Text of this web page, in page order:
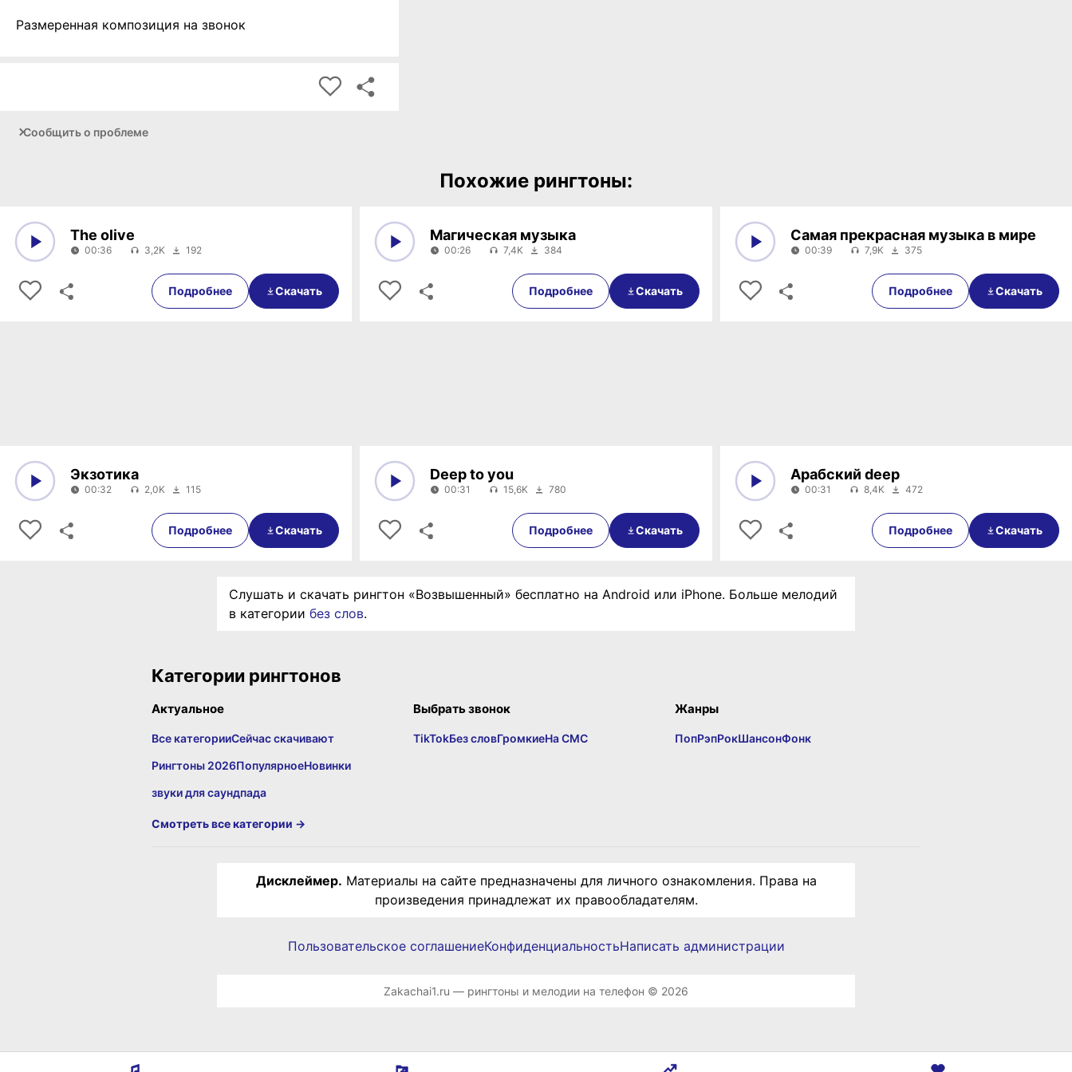
Размеренная композиция на звонок
Сообщить о проблеме
Похожие рингтоны:
00:36
The olive
00:36 3,2K 192
Подробнее Скачать
00:26
Магическая музыка
00:26 7,4K 384
Подробнее Скачать
00:39
Самая прекрасная музыка в мире
00:39 7,9K 375
Подробнее Скачать
00:32
Экзотика
00:32 2,0K 115
Подробнее Скачать
00:31
Deep to you
00:31 15,6K 780
Подробнее Скачать
00:31
Арабский deep
00:31 8,4K 472
Подробнее Скачать
Слушать и скачать рингтон «Возвышенный» бесплатно на Android или iPhone. Больше мелодий
в категории без слов.
Категории рингтонов
Актуальное
Все категорииСейчас скачивают
Рингтоны 2026ПопулярноеНовинки
звуки для саундпада
Выбрать звонок
TikTokБез словГромкиеНа СМС
Жанры
ПопРэпРокШансонФонк
Смотреть все категории →
Дисклеймер. Материалы на сайте предназначены для личного ознакомления. Права на
произведения принадлежат их правообладателям.
Пользовательское соглашениеКонфиденциальностьНаписать администрации
Zakachai1.ru — рингтоны и мелодии на телефон © 2026